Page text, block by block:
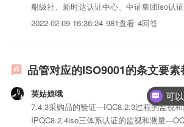
船级社、新时达认证中心、中证集团iso认
证、LR等知名的认证公司给刮花，小公司才
2022-02-09 16:36:24 981查看 4回答
品管对应的ISO9001的条文要素
英姑娘哦
7.4.3采购品的验证---IQC8.2.3过程的监视
IPQC8.2.4iso三体系认证的监视和测量---